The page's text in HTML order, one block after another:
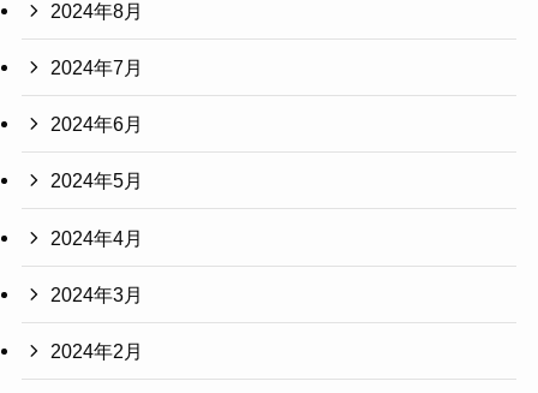
2024年8月
2024年7月
2024年6月
2024年5月
2024年4月
2024年3月
2024年2月